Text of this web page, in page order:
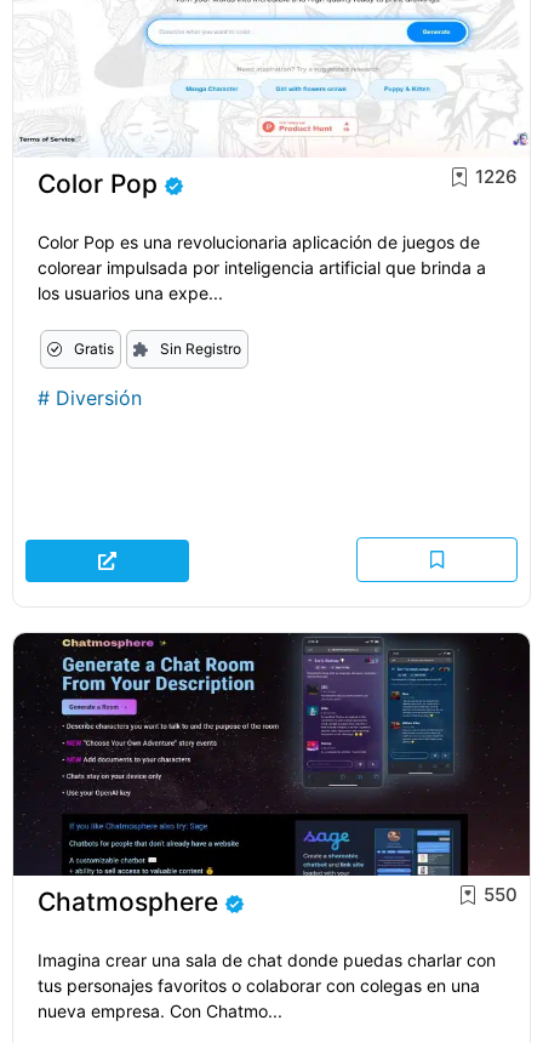
Color Pop 1226
Color Pop es una revolucionaria aplicación de juegos de
colorear impulsada por inteligencia artificial que brinda a
los usuarios una expe...
Gratis Sin Registro
# Diversión
Chatmosphere 550
Imagina crear una sala de chat donde puedas charlar con
tus personajes favoritos o colaborar con colegas en una
nueva empresa. Con Chatmo...